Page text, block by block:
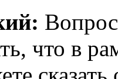
что в